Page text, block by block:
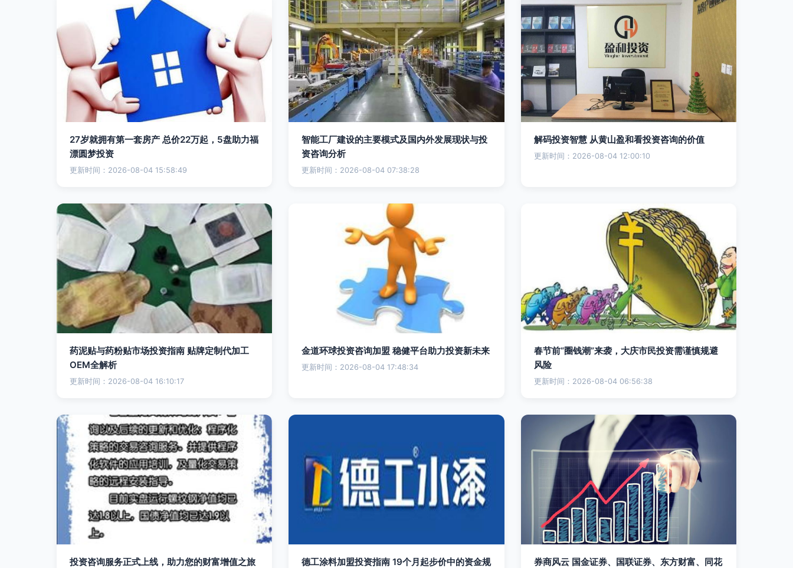
27岁就拥有第一套房产 总价22万起，5盘助力福
漂圆梦投资
更新时间：2026-08-04 15:58:49
智能工厂建设的主要模式及国内外发展现状与投
资咨询分析
更新时间：2026-08-04 07:38:28
解码投资智慧 从黄山盈和看投资咨询的价值
更新时间：2026-08-04 12:00:10
药泥贴与药粉贴市场投资指南 贴牌定制代加工
OEM全解析
更新时间：2026-08-04 16:10:17
金道环球投资咨询加盟 稳健平台助力投资新未来
更新时间：2026-08-04 17:48:34
春节前“圈钱潮”来袭，大庆市民投资需谨慎规避
风险
更新时间：2026-08-04 06:56:38
投资咨询服务正式上线，助力您的财富增值之旅
德工涂料加盟投资指南 19个月起步价中的资金规
券商风云 国金证券、国联证券、东方财富、同花